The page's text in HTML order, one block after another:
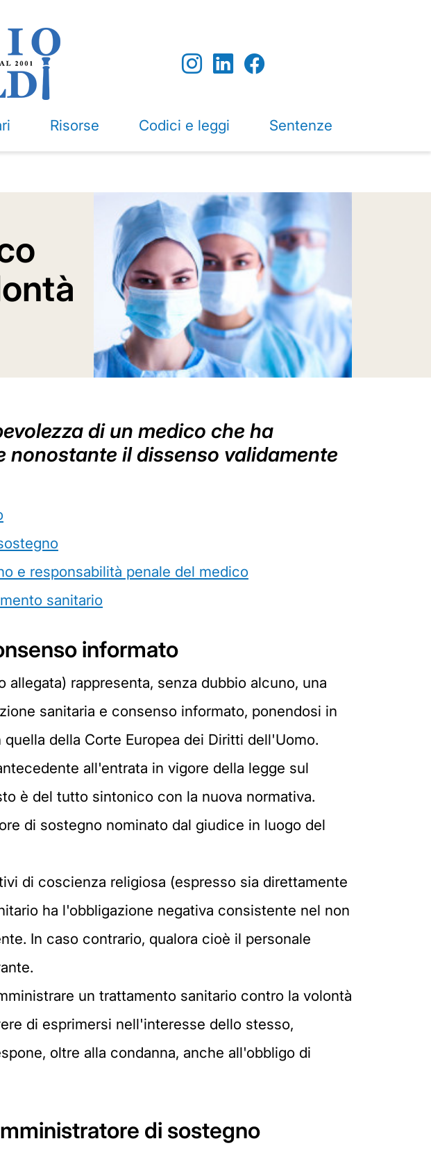
Risorse Codici e leggi Sentenze
di un medico che ha
il dissenso validamente
e responsabilità penale del medico
sanitario
informato
rappresenta, senza dubbio alcuno, una
sanitaria e consenso informato, ponendosi in
della Corte Europea dei Diritti dell'Uomo.
all'entrata in vigore della legge sul
è del tutto sintonico con la nuova normativa.
di sostegno nominato dal giudice in luogo del
di coscienza religiosa (espresso sia direttamente
ha l'obbligazione negativa consistente nel non
In caso contrario, qualora cioè il personale
un trattamento sanitario contro la volontà
di esprimersi nell'interesse dello stesso,
oltre alla condanna, anche all'obbligo di
di sostegno